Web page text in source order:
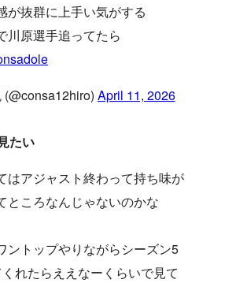
が抜群に上手い気がする
川原選手追ってたら
April 11, 2026
たい
はアジャスト終わって持ち味が
ところなんじゃないのかな
ントップやりながらシーズン5
れたらええなーくらいで見て